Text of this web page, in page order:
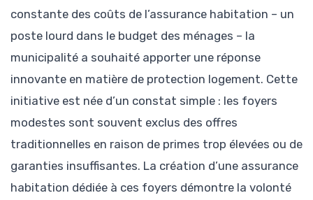
constante des coûts de l’assurance habitation – un
poste lourd dans le budget des ménages – la
municipalité a souhaité apporter une réponse
innovante en matière de protection logement. Cette
initiative est née d’un constat simple : les foyers
modestes sont souvent exclus des offres
traditionnelles en raison de primes trop élevées ou de
garanties insuffisantes. La création d’une assurance
habitation dédiée à ces foyers démontre la volonté